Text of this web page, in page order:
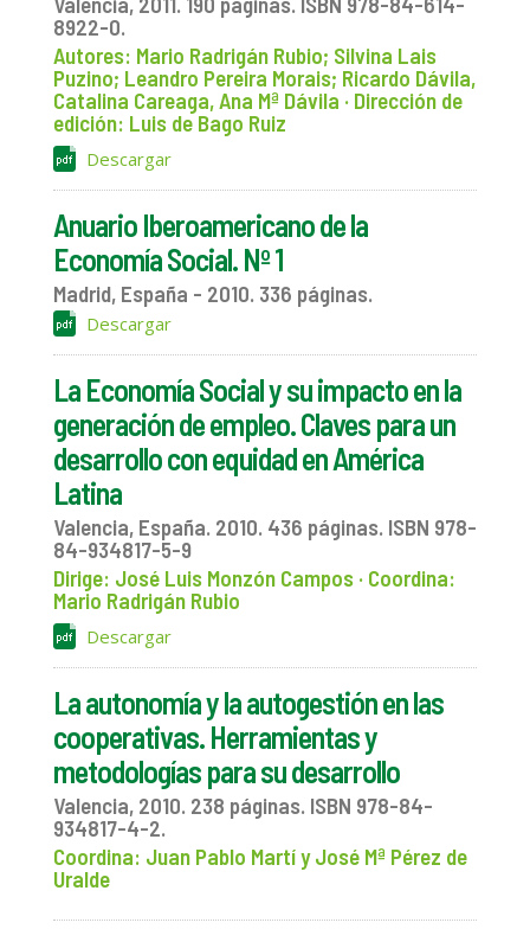
8922-0.
Autores: Mario Radrigán Rubio; Silvina Lais
Puzino; Leandro Pereira Morais; Ricardo Dávila,
Catalina Careaga, Ana Mª Dávila · Dirección de
edición: Luis de Bago Ruiz
Descargar
Anuario Iberoamericano de la
Economía Social. Nº 1
Madrid, España - 2010. 336 páginas.
Descargar
La Economía Social y su impacto en la
generación de empleo. Claves para un
desarrollo con equidad en América
Latina
Valencia, España. 2010. 436 páginas. ISBN 978-
84-934817-5-9
Dirige: José Luis Monzón Campos · Coordina:
Mario Radrigán Rubio
Descargar
La autonomía y la autogestión en las
cooperativas. Herramientas y
metodologías para su desarrollo
Valencia, 2010. 238 páginas. ISBN 978-84-
934817-4-2.
Coordina: Juan Pablo Martí y José Mª Pérez de
Uralde